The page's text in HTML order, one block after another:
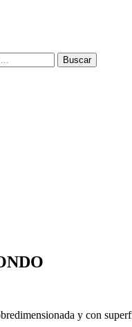
Buscar
y con